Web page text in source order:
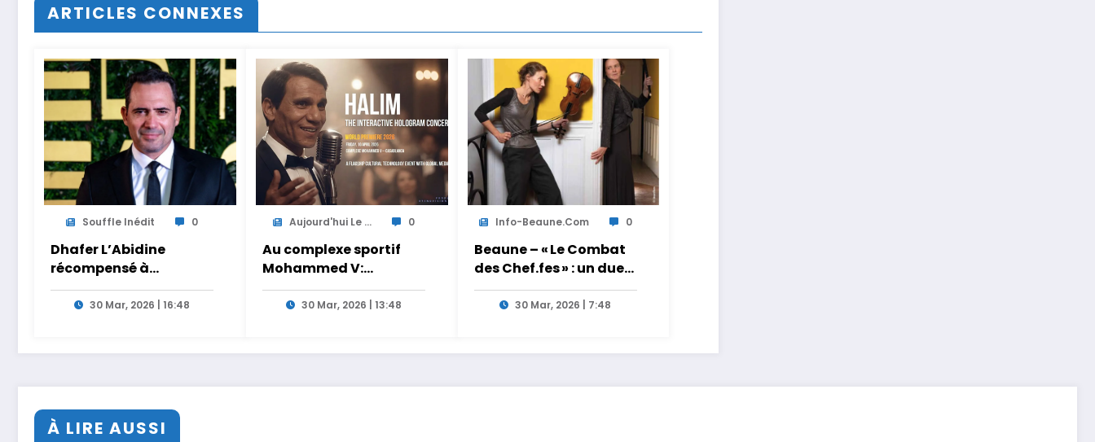
ARTICLES CONNEXES
Souffle Inédit 0
Dhafer L’Abidine
récompensé à
Manchester pour son
film Sofia30 Mar, 2026 | 16:48
Aujourd'hui Le ... 0
Au complexe sportif
Mohammed V:
Casablanca accueille
la première mondiale
30 Mar, 2026 | 13:48
Info-Beaune.com 0
Beaune – « Le Combat
des Chef.fes » : un duel
musical baroque au
sommet le samedi 4
30 Mar, 2026 | 7:48
À LIRE AUSSI